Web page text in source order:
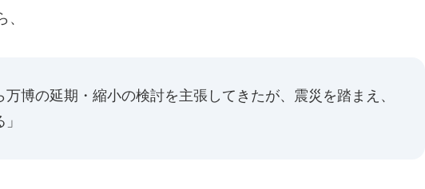
万博の延期・縮小の検討を主張してきたが、震災を踏まえ、